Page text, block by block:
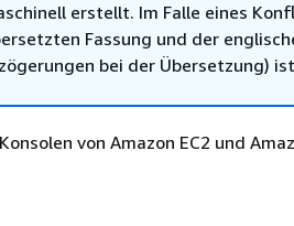
erstellt. Im Falle eines
Fassung und der
bei der Übersetzung)
von Amazon EC2 und